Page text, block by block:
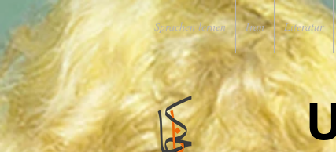
Sprachen lernen Iran Literatur